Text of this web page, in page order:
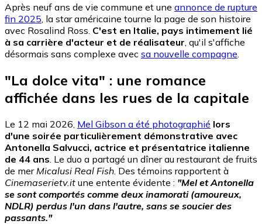
Après neuf ans de vie commune et une annonce de rupture
fin 2025 , la star américaine tourne la page de son histoire
avec Rosalind Ross. C'est en Italie, pays intimement lié
à sa carrière d'acteur et de réalisateur , qu'il s'affiche
désormais sans complexe avec sa nouvelle compagne
"La dolce vita" : une romance
affichée dans les rues de la capitale
Le 12 mai 2026, Mel Gibson a été photographié lors
d'une soirée particulièrement démonstrative avec
Antonella Salvucci, actrice et présentatrice italienne
de 44 ans . Le duo a partagé un dîner au restaurant de fruits
de mer Micalusi Real Fish . Des témoins rapportent à
Cinemaserietv.it une entente évidente : "Mel et Antonella
se sont comportés comme deux inamorati (amoureux,
NDLR) perdus l'un dans l'autre, sans se soucier des
passants."